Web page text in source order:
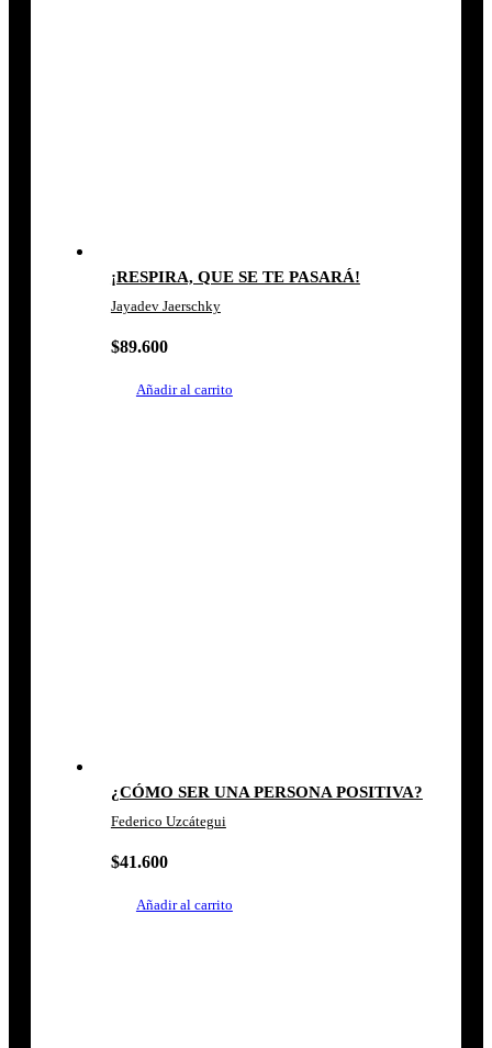
¡RESPIRA, QUE SE TE PASARÁ!
Jayadev Jaerschky
$89.600
Añadir al carrito
¿CÓMO SER UNA PERSONA POSITIVA?
Federico Uzcátegui
$41.600
Añadir al carrito